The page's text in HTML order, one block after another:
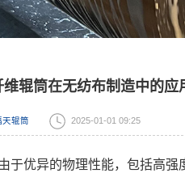
维辊筒在无纺布制造中的应
天辊筒 2025-01-01 09:25
于优异的物理性能，包括高强